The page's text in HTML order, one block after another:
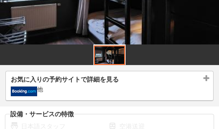
お気に入りの予約サイトで詳細を見る
他
設備・サービスの特徴